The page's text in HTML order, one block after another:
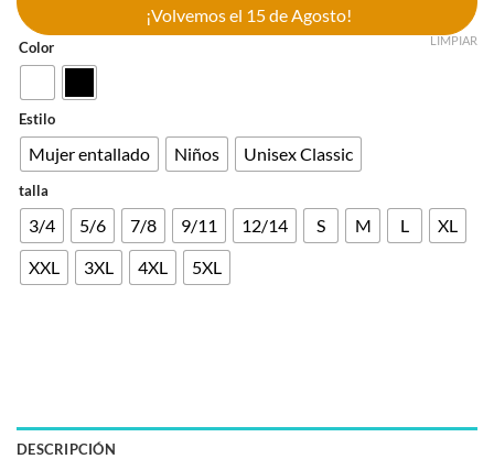
¡Volvemos el 15 de Agosto!
Color
Estilo
Mujer entallado Niños Unisex Classic
talla
3/4 5/6 7/8 9/11 12/14 S M L
XL
XXL
3XL 4XL 5XL
LIMPIAR
DESCRIPCIÓN